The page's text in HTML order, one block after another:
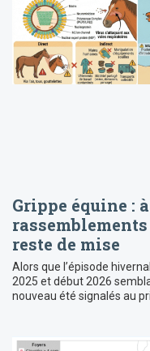
Grippe équine :
reste de mise
Alors que l’épisode
2025 et début 2026
nouveau été signalés au